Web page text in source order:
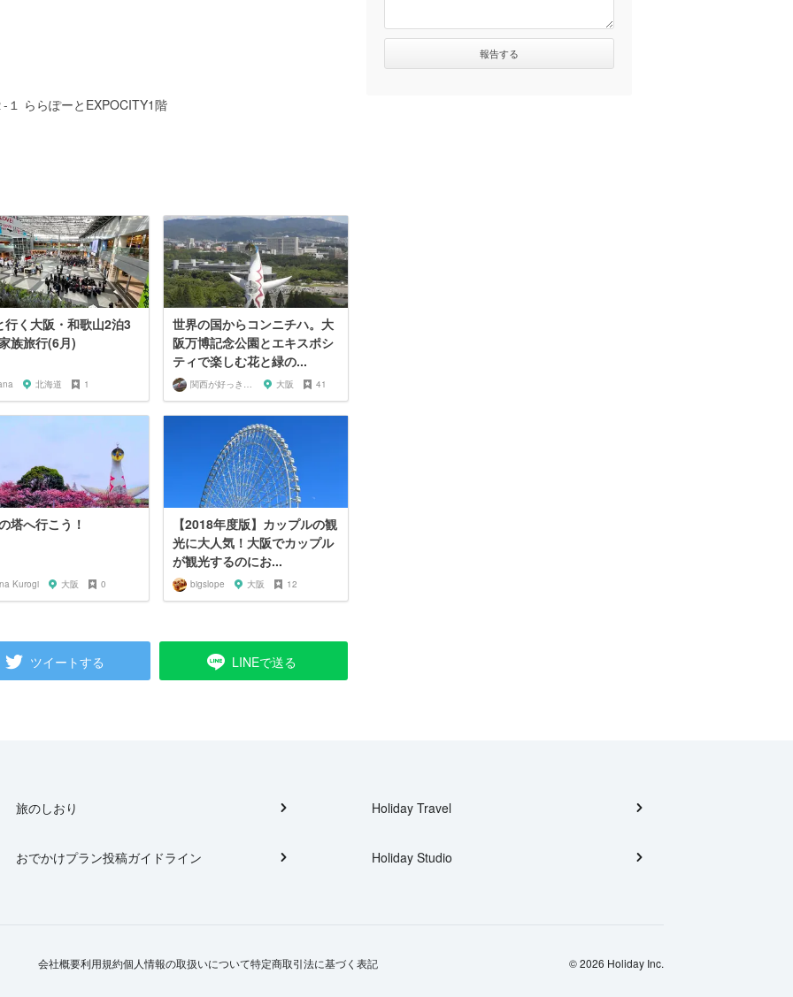
１ ららぽーとEXPOCITY1階
行く大阪・和歌山2泊3
族旅行(6月)
北海道 1
世界の国からコンニチハ。大
阪万博記念公園とエキスポシ
ティで楽しむ花と緑の...
関西が好っきゃねん 大阪 41
塔へ行こう！
Kurogi 大阪 0
【2018年度版】カップルの観
光に大人気！大阪でカップル
が観光するのにお...
bigslope 大阪 12
ツイートする LINEで送る
旅のしおり
おでかけプラン投稿ガイドライン
Holiday Travel
Holiday Studio
会社概要利用規約個人情報の取扱いについて特定商取引法に基づく表記 © 2026 Holiday Inc.